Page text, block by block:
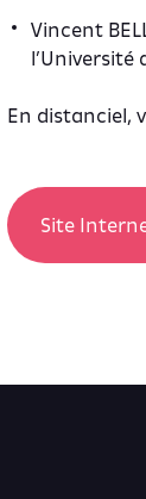
Vincent
l’Université
En distanciel,
Site